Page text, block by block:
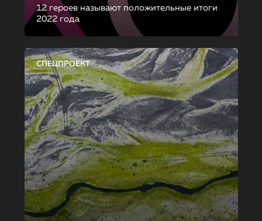
12 героев называют положительные итоги
2022 года
СПЕЦПРОЕКТ